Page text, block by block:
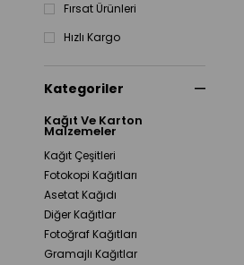
Fırsat Ürünleri
Hızlı Kargo
Kategoriler
Kağıt Ve Karton
Malzemeler
Kağıt Çeşitleri
Fotokopi Kağıtları
Asetat Kağıdı
Diğer Kağıtlar
Fotoğraf Kağıtları
Gramajlı Kağıtlar